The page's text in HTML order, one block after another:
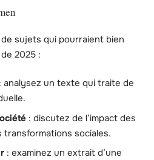
sujets qui pourraient bien
2025 :
: analysez un texte qui traite de
: discutez de l’impact des
sociales.
: examinez un extrait d’une